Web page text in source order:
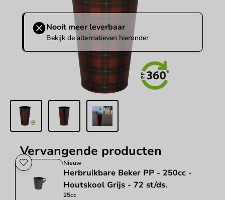
Nooit meer leverbaar
Bekijk de alternatieven hieronder
Vervangende producten
Nieuw
Herbruikbare Beker PP - 250cc -
Houtskool Grijs - 72 st/ds.
25cc